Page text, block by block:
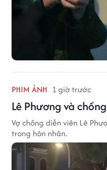
PHIM ẢNH 1 giờ trước
Lê Phương và
Vợ chồng diễn viên Lê
trong hôn nhân.